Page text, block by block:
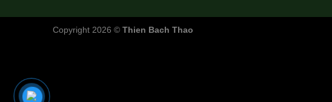
Copyright 2026 © Thien Bach Thao